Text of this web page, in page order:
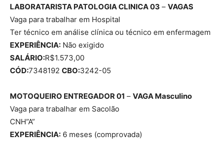
LABORATARISTA PATOLOGIA CLINICA 03 – VAGAS
Vaga para trabalhar em Hospital
Ter técnico em análise clínica ou técnico em enfermagem
EXPERIÊNCIA: Não exigido
SALÁRIO:R$1.573,00
CÓD:7348192 CBO:3242-05
MOTOQUEIRO ENTREGADOR 01 – VAGA Masculino
Vaga para trabalhar em Sacolão
CNH”A”
EXPERIÊNCIA: 6 meses (comprovada)